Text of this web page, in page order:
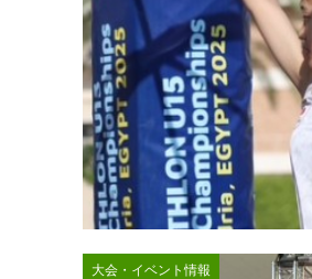
大会・イベント情報